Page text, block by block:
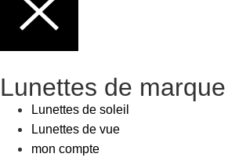
Lunettes de marque
Lunettes de soleil
Lunettes de vue
mon compte